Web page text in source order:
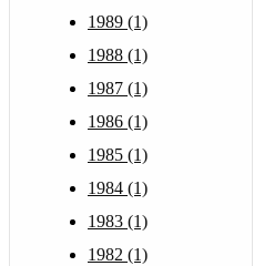
1989 (1)
1988 (1)
1987 (1)
1986 (1)
1985 (1)
1984 (1)
1983 (1)
1982 (1)